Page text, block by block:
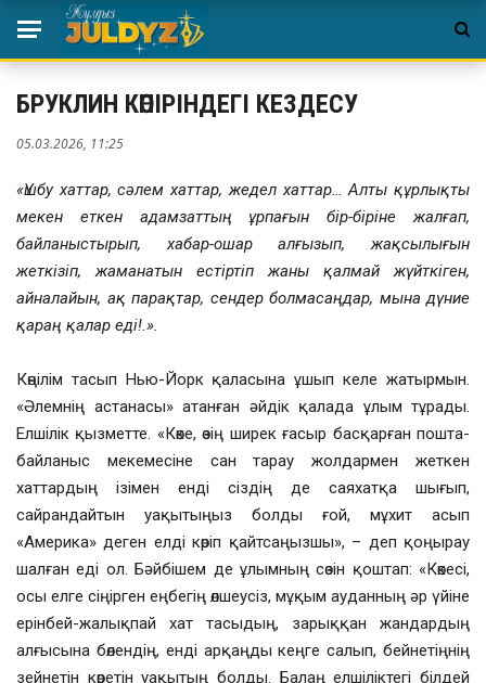
БРУКЛИН КӨПІРІНДЕГІ КЕЗДЕСУ
05.03.2026, 11:25
«Үшбу хаттар, сәлем хаттар, жедел хаттар… Алты құрлықты
мекен еткен адамзаттың ұрпағын бір-біріне жалғап,
байланыстырып, хабар-ошар алғызып, жақсылығын
жеткізіп, жаманатын естіртіп жаны қалмай жүйткіген,
айналайын, ақ парақтар, сендер болмасаңдар, мына дүние
қараң қалар еді!.».
Көңілім тасып Нью-Йорк қаласына ұшып келе жатырмын.
«Әлемнің астанасы» атанған әйдік қалада ұлым тұрады.
Елшілік қызметте. «Көке, өзің ширек ғасыр басқарған пошта-
байланыс мекемесіне сан тарау жолдармен жеткен
хаттардың ізімен енді сіздің де саяхатқа шығып,
сайрандайтын уақытыңыз болды ғой, мұхит асып
«Америка» деген елді көріп қайтсаңызшы», – деп қоңырау
шалған еді ол. Бәйбішем де ұлымның сөзін қоштап: «Көкесі,
осы елге сіңірген еңбегің өлшеусіз, мұқым ауданның әр үйіне
ерінбей-жалықпай хат тасыдың, зарыққан жандардың
алғысына бөлендің, енді арқаңды кеңге салып, бейнетіңнің
зейнетін көретін уақытың болды. Балаң елшіліктегі білдей